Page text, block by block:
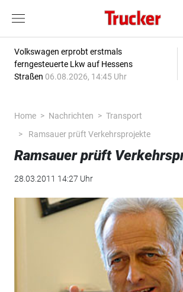
Volkswagen erprobt erstmals
ferngesteuerte Lkw auf Hessens
Straßen 06.08.2026, 14:45 Uhr
Home Nachrichten
Transport
Ramsauer prüft Verkehrsprojekte
Ramsauer prüft
28.03.2011 14:27 Uhr